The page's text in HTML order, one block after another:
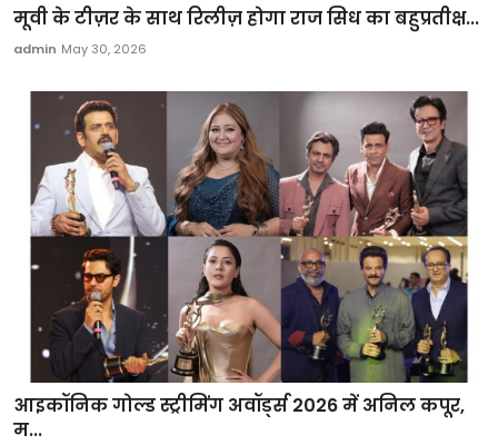
मूवी के टीज़र के साथ रिलीज़ होगा राज सिध का बहुप्रतीक्ष...
admin May 30, 2026
आइकॉनिक गोल्ड स्ट्रीमिंग अवॉर्ड्स 2026 में अनिल कपूर,
म...